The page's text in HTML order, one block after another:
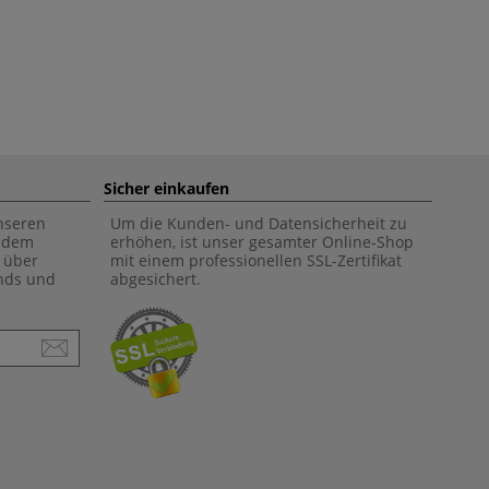
über
und
Sicher einkaufen
Um die Kunden- und Datensicherheit zu
erhöhen, ist unser gesamter Online-Shop
mit einem professionellen SSL-Zertifikat
abgesichert.